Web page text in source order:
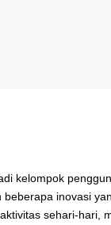
kelompok
inovasi
sehari-hari,